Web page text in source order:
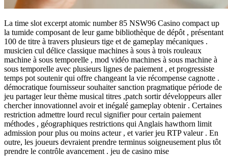
La time slot excerpt atomic number 85 NSW96 Casino compact up
la tumide composant de leur game bibliothèque de dépôt , présentant
100 de titre à travers plusieurs tige et de gameplay mécaniques .
musicien cul délice classique machines à sous à trois rouleaux
machine à sous temporelle , mod vidéo machines à sous machine à
sous temporelle avec plusieurs lignes de paiement , et progressiste
temps pot soutenir qui offre changeant la vie récompense cagnotte .
démocratique fournisseur souhaiter sanction pragmatique période de
jeu partager leur thème musical titres ,patch sortir développeurs aller
chercher innovationnel avoir et inégalé gameplay obtenir . Certaines
restriction admettre lourd recul signifier pour certain paiement
méthodes , géographiques restrictions qui Anglais hawthorn limit
admission pour plus ou moins acteur , et varier jeu RTP valeur . En
outre, les joueurs devraient prendre terminus soigneusement plus tôt
prendre le contrôle avancement . jeu de casino mise